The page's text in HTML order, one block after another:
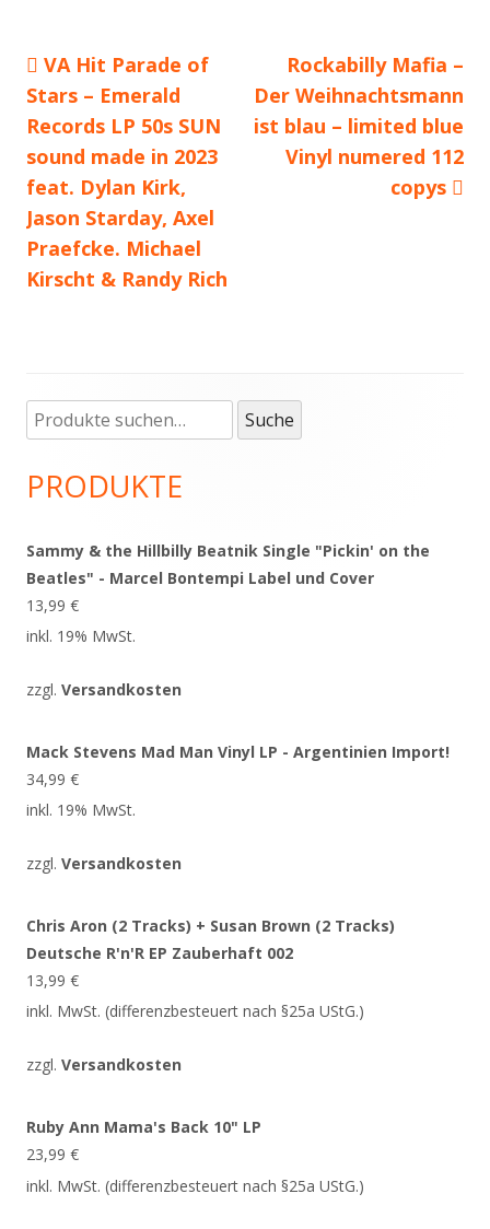
Beitragsnavigation
Vorheriger
Beitrag:
VA Hit Parade of
Stars – Emerald
Records LP 50s SUN
sound made in 2023
feat. Dylan Kirk,
Jason Starday, Axel
Praefcke. Michael
Kirscht & Randy Rich
Nächster
Beitrag
Rockabilly Mafia –
Der Weihnachtsmann
ist blau – limited blue
Vinyl numered 112
copys
Haupt-
Seitenleiste
Suche
nach:
Suche
PRODUKTE
Sammy & the Hillbilly Beatnik Single "Pickin' on the
Beatles" - Marcel Bontempi Label und Cover
13,99 €
inkl. 19% MwSt.
zzgl. Versandkosten
Mack Stevens Mad Man Vinyl LP - Argentinien Import!
34,99 €
inkl. 19% MwSt.
zzgl. Versandkosten
Chris Aron (2 Tracks) + Susan Brown (2 Tracks)
Deutsche R'n'R EP Zauberhaft 002
13,99 €
inkl. MwSt. (differenzbesteuert nach §25a UStG.)
zzgl. Versandkosten
Ruby Ann Mama's Back 10" LP
23,99 €
inkl. MwSt. (differenzbesteuert nach §25a UStG.)